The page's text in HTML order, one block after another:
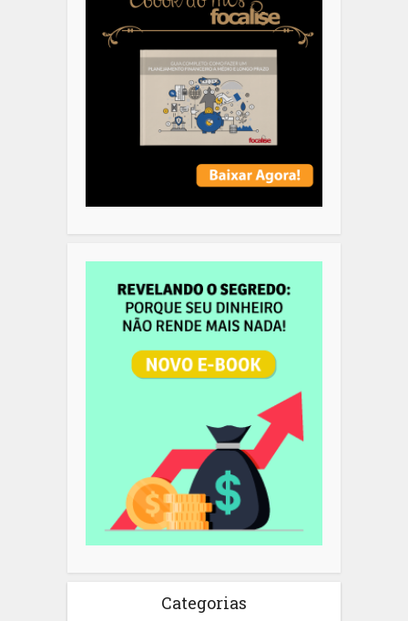
Categorias